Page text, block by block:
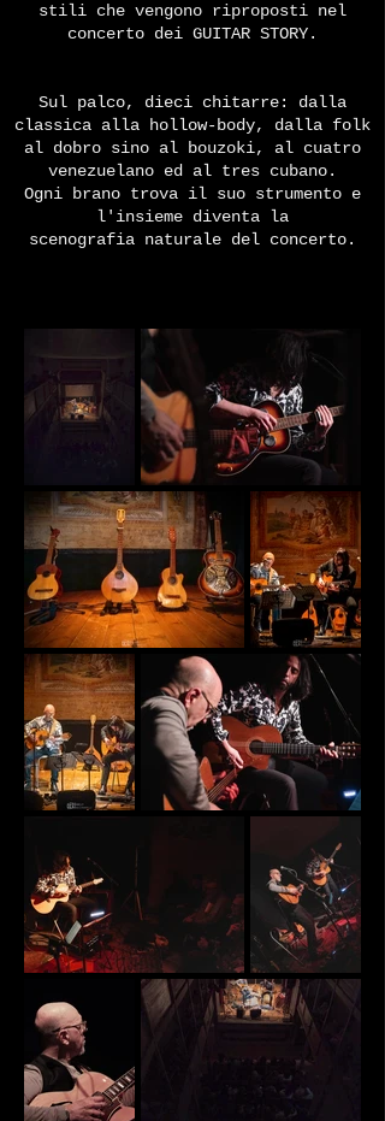
stili che vengono riproposti nel
concerto dei GUITAR STORY.
Sul palco, dieci chitarre: dalla
classica alla hollow-body, dalla folk
al dobro sino al bouzoki, al cuatro
venezuelano ed al tres cubano.
Ogni brano trova il suo strumento e
l'insieme diventa la
scenografia naturale del concerto.